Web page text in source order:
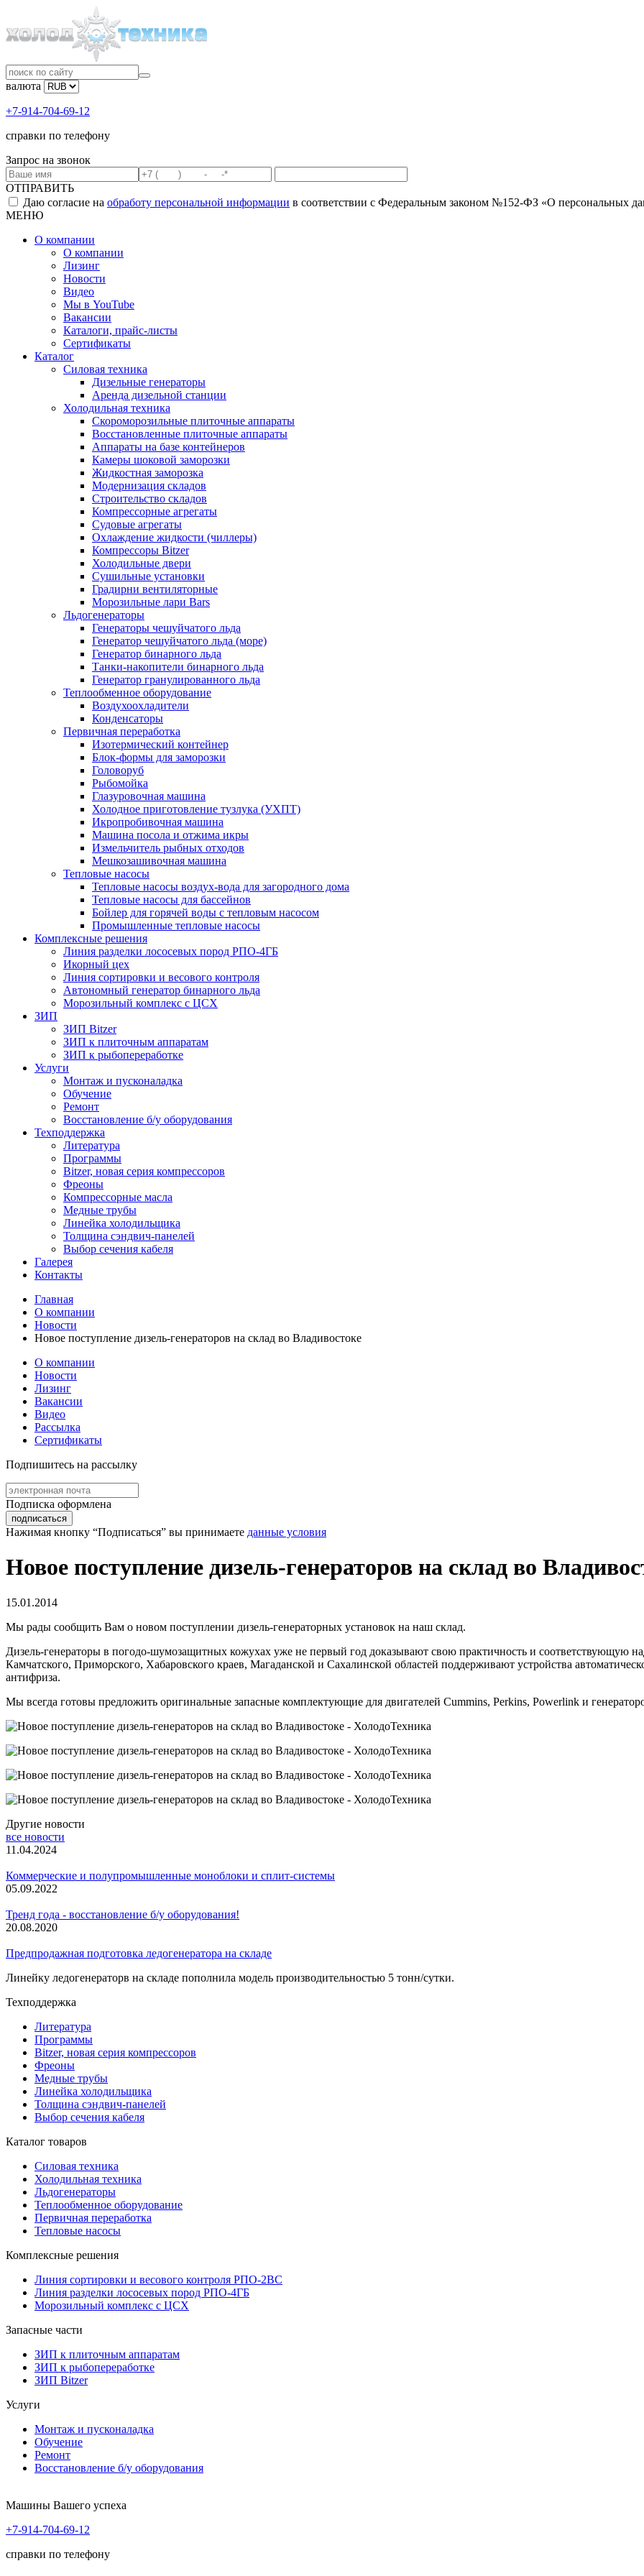
валюта
+7-914-704-69-12
справки по телефону
Запрос на звонок
ОТПРАВИТЬ
Даю согласие на обработу персональной информации в соответствии с Федеральным законом №152-ФЗ «О персональных
МЕНЮ
О компании
О компании
Лизинг
Новости
Видео
Мы в YouTube
Вакансии
Каталоги, прайс-листы
Сертификаты
Каталог
Силовая техника
Дизельные генераторы
Аренда дизельной станции
Холодильная техника
Cкороморозильные плиточные аппараты
Восстановленные плиточные аппараты
Аппараты на базе контейнеров
Камеры шоковой заморозки
Жидкостная заморозка
Модернизация складов
Строительство складов
Компрессорные агрегаты
Судовые агрегаты
Охлаждение жидкости (чиллеры)
Компрессоры Bitzer
Холодильные двери
Сушильные установки
Градирни вентиляторные
Морозильные лари Bars
Льдогенераторы
Генераторы чешуйчатого льда
Генератор чешуйчатого льда (море)
Генератор бинарного льда
Танки-накопители бинарного льда
Генератор гранулированного льда
Теплообменное оборудование
Воздухоохладители
Конденсаторы
Первичная переработка
Изотермический контейнер
Блок-формы для заморозки
Головоруб
Рыбомойка
Глазуровочная машина
Холодное приготовление тузлука (УХПТ)
Икропробивочная машина
Машина посола и отжима икры
Измельчитель рыбных отходов
Мешкозашивочная машина
Тепловые насосы
Тепловые насосы воздух-вода для загородного дома
Тепловые насосы для бассейнов
Бойлер для горячей воды с тепловым насосом
Промышленные тепловые насосы
Комплексные решения
Линия разделки лососевых пород РПО-4ГБ
Икорный цех
Линия сортировки и весового контроля
Автономный генератор бинарного льда
Морозильный комплекс с ЦСХ
ЗИП
ЗИП Bitzer
ЗИП к плиточным аппаратам
ЗИП к рыбопереработке
Услуги
Монтаж и пусконаладка
Обучение
Ремонт
Восстановление б/у оборудования
Техподдержка
Литература
Программы
Bitzer, новая серия компрессоров
Фреоны
Компрессорные масла
Медные трубы
Линейка холодильщика
Толщина сэндвич-панелей
Выбор сечения кабеля
Галерея
Контакты
Главная
О компании
Новости
Новое поступление дизель-генераторов на склад во Владивостоке
О компании
Новости
Лизинг
Вакансии
Видео
Рассылка
Сертификаты
Подпишитесь на рассылку
Подписка оформлена
подписаться
Нажимая кнопку “Подписаться” вы принимаете данные условия
Новое поступление дизель-генераторов на склад во
15.01.2014
Мы рады сообщить Вам о новом поступлении дизель-генераторных установок на наш склад.
Дизель-генераторы в погодо-шумозащитных кожухах уже не первый год доказывают свою практичность и соответствующую
Камчатского, Приморского, Хабаровского краев, Магаданской и Сахалинской областей поддерживают устройства
антифриза.
Мы всегда готовы предложить оригинальные запасные комплектующие для двигателей Cummins, Perkins, Powerlink и
Другие новости
все новости
11.04.2024
Коммерческие и полупромышленные моноблоки и сплит-системы
05.09.2022
Тренд года - восстановление б/у оборудования!
20.08.2020
Предпродажная подготовка ледогенератора на складе
Линейку ледогенераторв на складе пополнила модель производительностью 5 тонн/сутки.
Техподдержка
Литература
Программы
Bitzer, новая серия компрессоров
Фреоны
Медные трубы
Линейка холодильщика
Толщина сэндвич-панелей
Выбор сечения кабеля
Каталог товаров
Силовая техника
Холодильная техника
Льдогенераторы
Теплообменное оборудование
Первичная переработка
Тепловые насосы
Комплексные решения
Линия сортировки и весового контроля РПО-2ВС
Линия разделки лососевых пород РПО-4ГБ
Морозильный комплекс с ЦСХ
Запасные части
ЗИП к плиточным аппаратам
ЗИП к рыбопереработке
ЗИП Bitzer
Услуги
Монтаж и пусконаладка
Обучение
Ремонт
Восстановление б/у оборудования
Машины Вашего успеха
+7-914-704-69-12
справки по телефону